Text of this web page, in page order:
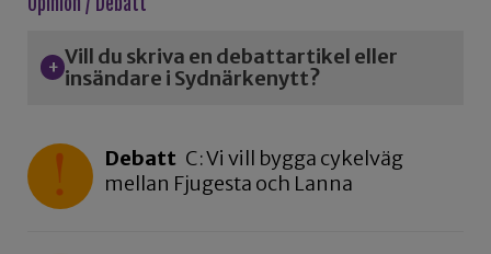
Vill du skriva en debattartikel eller
insändare i Sydnärkenytt?
Debatt C: Vi vill bygga cykelväg
mellan Fjugesta och Lanna